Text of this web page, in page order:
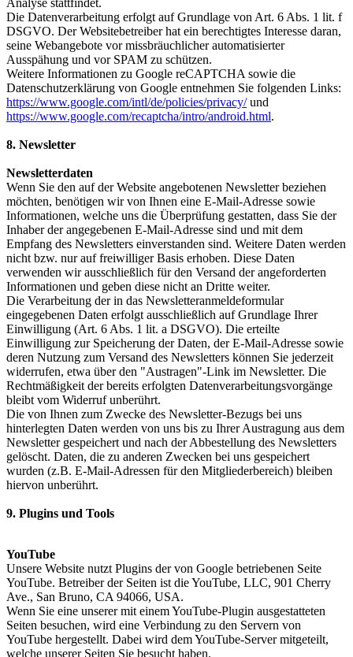
Die Datenverarbeitung erfolgt auf Grundlage von Art. 6 Abs. 1 lit. f
DSGVO. Der Websitebetreiber hat ein berechtigtes Interesse daran,
seine Webangebote vor missbräuchlicher automatisierter
Ausspähung und vor SPAM zu schützen.
Weitere Informationen zu Google reCAPTCHA sowie die
Datenschutzerklärung von Google entnehmen Sie folgenden Links:
https://www.google.com/intl/de/policies/privacy/und
https://www.google.com/recaptcha/intro/android.html.
8. Newsletter
Newsletterdaten
Wenn Sie den auf der Website angebotenen Newsletter beziehen
möchten, benötigen wir von Ihnen eine E-Mail-Adresse sowie
Informationen, welche uns die Überprüfung gestatten, dass Sie der
Inhaber der angegebenen E-Mail-Adresse sind und mit dem
Empfang des Newsletters einverstanden sind. Weitere Daten werden
nicht bzw. nur auf freiwilliger Basis erhoben. Diese Daten
verwenden wir ausschließlich für den Versand der angeforderten
Informationen und geben diese nicht an Dritte weiter.
Die Verarbeitung der in das Newsletteranmeldeformular
eingegebenen Daten erfolgt ausschließlich auf Grundlage Ihrer
Einwilligung (Art. 6 Abs. 1 lit. a DSGVO). Die erteilte
Einwilligung zur Speicherung der Daten, der E-Mail-Adresse sowie
deren Nutzung zum Versand des Newsletters können Sie jederzeit
widerrufen, etwa über den "Austragen"-Link im Newsletter. Die
Rechtmäßigkeit der bereits erfolgten Datenverarbeitungsvorgänge
bleibt vom Widerruf unberührt.
Die von Ihnen zum Zwecke des Newsletter-Bezugs bei uns
hinterlegten Daten werden von uns bis zu Ihrer Austragung aus dem
Newsletter gespeichert und nach der Abbestellung des Newsletters
gelöscht. Daten, die zu anderen Zwecken bei uns gespeichert
wurden (z.B. E-Mail-Adressen für den Mitgliederbereich) bleiben
hiervon unberührt.
9. Plugins und Tools
YouTube
Unsere Website nutzt Plugins der von Google betriebenen Seite
YouTube. Betreiber der Seiten ist die YouTube, LLC, 901 Cherry
Ave., San Bruno, CA 94066, USA.
Wenn Sie eine unserer mit einem YouTube-Plugin ausgestatteten
Seiten besuchen, wird eine Verbindung zu den Servern von
YouTube hergestellt. Dabei wird dem YouTube-Server mitgeteilt,
welche unserer Seiten Sie besucht haben.